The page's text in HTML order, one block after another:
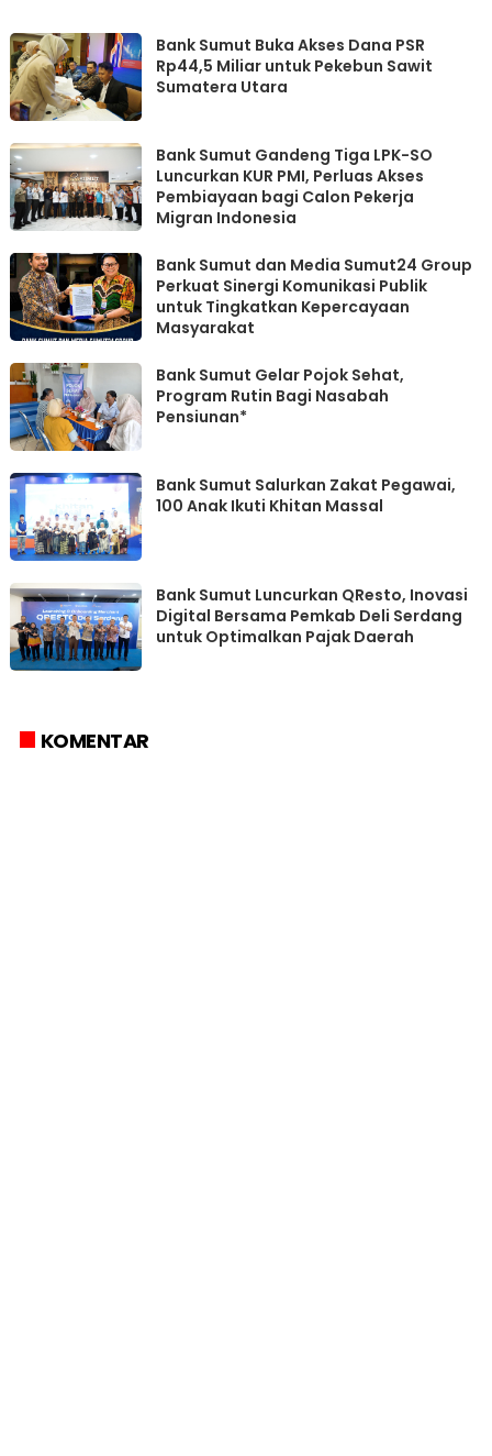
Bank Sumut Buka Akses Dana PSR
Rp44,5 Miliar untuk Pekebun Sawit
Sumatera Utara
Bank Sumut Gandeng Tiga LPK-SO
Luncurkan KUR PMI, Perluas Akses
Pembiayaan bagi Calon Pekerja
Migran Indonesia
Bank Sumut dan Media Sumut24 Group
Perkuat Sinergi Komunikasi Publik
untuk Tingkatkan Kepercayaan
Masyarakat
Bank Sumut Gelar Pojok Sehat,
Program Rutin Bagi Nasabah
Pensiunan*
Bank Sumut Salurkan Zakat Pegawai,
100 Anak Ikuti Khitan Massal
Bank Sumut Luncurkan QResto, Inovasi
Digital Bersama Pemkab Deli Serdang
untuk Optimalkan Pajak Daerah
KOMENTAR